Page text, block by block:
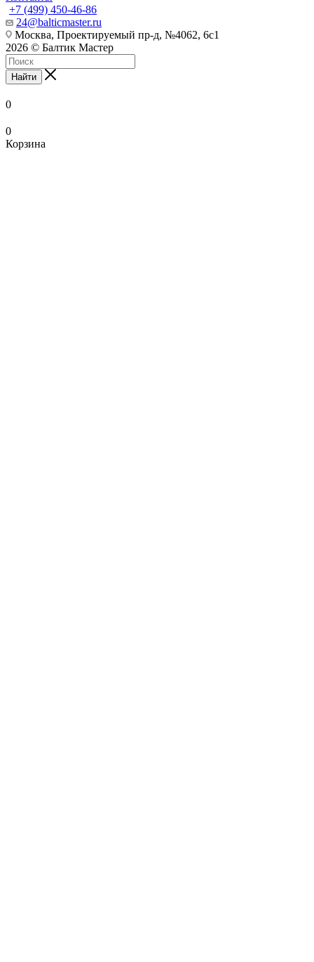
+7 (499) 450-46-86
24@balticmaster.ru
Москва, Проектируемый пр-д, №4062, 6с1
2026 © Балтик Мастер
Найти
0
0
Корзина